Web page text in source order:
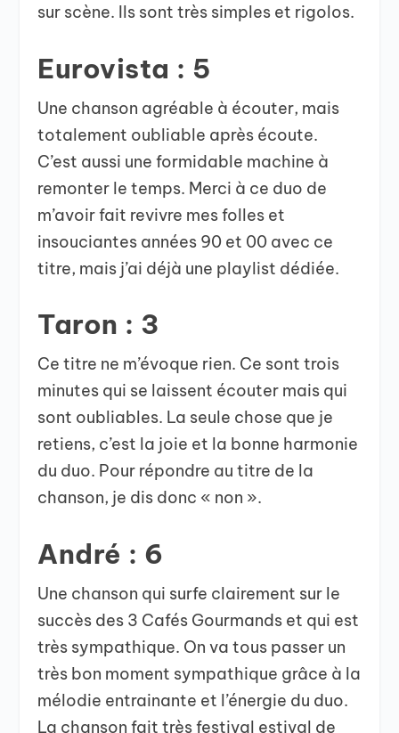
sur scène. Ils sont très simples et rigolos.
Eurovista : 5
Une chanson agréable à écouter, mais
totalement oubliable après écoute.
C’est aussi une formidable machine à
remonter le temps. Merci à ce duo de
m’avoir fait revivre mes folles et
insouciantes années 90 et 00 avec ce
titre, mais j’ai déjà une playlist dédiée.
Taron : 3
Ce titre ne m’évoque rien. Ce sont trois
minutes qui se laissent écouter mais qui
sont oubliables. La seule chose que je
retiens, c’est la joie et la bonne harmonie
du duo. Pour répondre au titre de la
chanson, je dis donc « non ».
André : 6
Une chanson qui surfe clairement sur le
succès des 3 Cafés Gourmands et qui est
très sympathique. On va tous passer un
très bon moment sympathique grâce à la
mélodie entrainante et l’énergie du duo.
La chanson fait très festival estival de